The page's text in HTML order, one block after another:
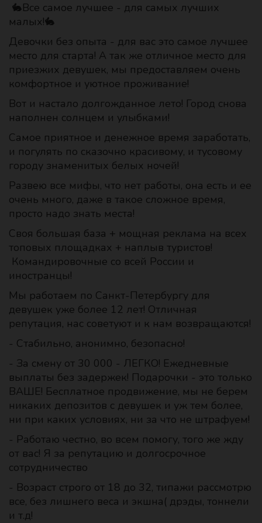
🐇Все самое лучшее - для самых лучших
малых!🐇
Девочки без опыта - для вас это самое лучшее
место для старта! А так же отличное место для
приезжих девушек, мы предоставляем очень
комфортное и уютное проживание!
Вот и настало долгожданное лето! Город снова
наполнен солнцем и улыбками!
Самое приятное и денежное время заработать,
и погулять по сказочно красивому, и тусовому
городу знаменитых белых ночей!
Развею все мифы, что нет работы, она есть и ее
очень много, даже в такое сложное время,
просто надо знать места!
Своя большая база + мощная реклама на всех
топовых площадках + наплыв туристов!
Командировочные со всей России и
иностранцы!
Мы работаем по Санкт-Петербургу для
девушек уже более 12 лет! Отличная
репутация, нас советуют и к нам возвращаются!
- Стабильно, анонимно, безопасно!
- За смену от 30 000 - ЛЕГКО! Ежедневные
выплаты без задержек! Подарочки - это только
ВАШЕ! Бесплатное продвижение, мы не берем
никаких депозитов с девушек и уж тем более,
ни при каких условиях, ни за что не штрафуем!
- Работаю честно, во всем помогу, того же жду
от вас! Я за репутацию и долгосрочное
сотрудничество
- Возраст строго от 18 до 32, типажи рассмотрю
все, без лишнего веса и экшна( дрэды, тоннели
и т.д!